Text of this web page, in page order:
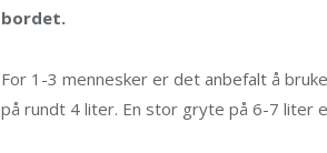
bordet.
For 1-3 mennesker er det anbefalt å
på rundt 4 liter. En stor gryte på 6-7 liter